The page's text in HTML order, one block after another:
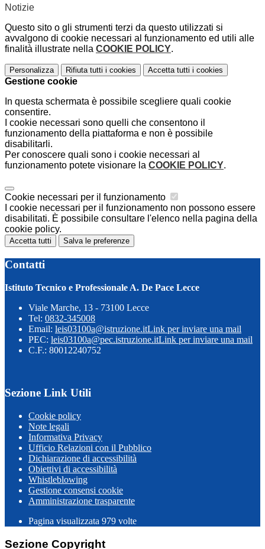
Notizie
Questo sito o gli strumenti terzi da questo utilizzati si
avvalgono di cookie necessari al funzionamento ed utili alle
finalità illustrate nella COOKIE POLICY.
Personalizza Rifiuta tutti i cookies Accetta tutti i cookies
Gestione cookie
In questa schermata è possibile scegliere quali cookie
consentire.
I cookie necessari sono quelli che consentono il
funzionamento della piattaforma e non è possibile
disabilitarli.
Per conoscere quali sono i cookie necessari al
funzionamento potete visionare la COOKIE POLICY.
Cookie necessari per il funzionamento
I cookie necessari per il funzionamento non possono essere
disabilitati. È possibile consultare l'elenco nella pagina della
cookie policy.
Accetta tutti Salva le preferenze
Contatti
Istituto Tecnico e Professionale A. De Pace Lecce
Viale Marche, 13 - 73100 Lecce
Tel: 0832-345008
Email: leis03100a@istruzione.itLink per inviare una mail
PEC: leis03100a@pec.istruzione.itLink per inviare una mail
C.F.: 80012240752
Sezione Link Utili
Cookie policy
Note legali
Informativa Privacy
Ufficio Relazioni con il Pubblico
Dichiarazione di accessibilità
Obiettivi di accessibilità
Whistleblowing
Gestione consensi cookie
Amministrazione trasparente
Pagina visualizzata 979 volte
Sezione Copyright